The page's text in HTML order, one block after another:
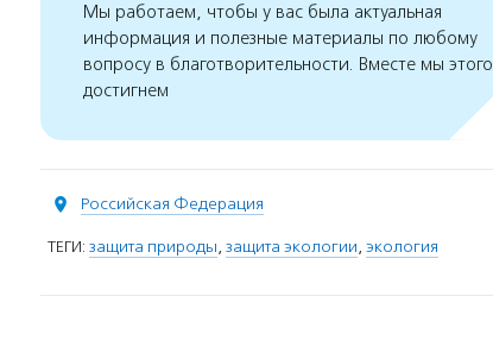
Мы работаем, чтобы у вас была актуальная
информация и полезные материалы по любому
вопросу в благотворительности. Вместе мы этого
достигнем
Российская Федерация
ТЕГИ: защита природы, защита экологии, экология